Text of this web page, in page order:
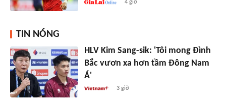
4 giờ
TIN NÓNG
HLV Kim Sang-sik: 'Tôi mong Đình
Bắc vươn xa hơn tầm Đông Nam
Á'
3 giờ